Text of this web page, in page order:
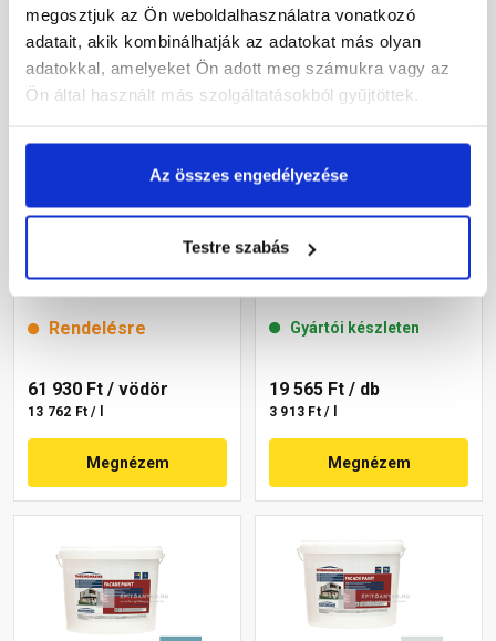
megosztjuk az Ön weboldalhasználatra vonatkozó
adatait, akik kombinálhatják az adatokat más olyan
adatokkal, amelyeket Ön adott meg számukra vagy az
Ön által használt más szolgáltatásokból gyűjtöttek.
Az összes engedélyezése
Testre szabás
Cemix 2802 DekorTOP
Rendelésre
61 930 Ft / vödör
13 762 Ft / l
Megnézem
Masterplast
Gyártói készleten
19 565 Ft / db
3 913 Ft / l
Megnézem